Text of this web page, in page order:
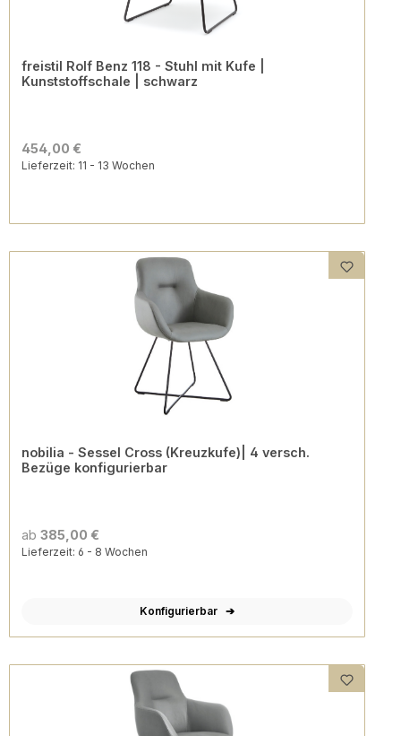
freistil Rolf Benz 118 - Stuhl mit Kufe |
Kunststoffschale | schwarz
454,00 €
Lieferzeit: 11 - 13 Wochen
nobilia - Sessel Cross (Kreuzkufe)| 4 versch.
Bezüge konfigurierbar
ab 385,00 €
Lieferzeit: 6 - 8 Wochen
Konfigurierbar